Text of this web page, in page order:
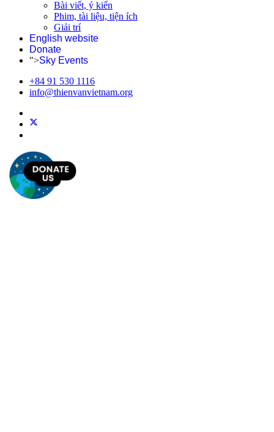
Bài viết, ý kiến
Phim, tài liệu, tiện ích
Giải trí
English website
Donate
">Sky Events
+84 91 530 1116
info@thienvanvietnam.org